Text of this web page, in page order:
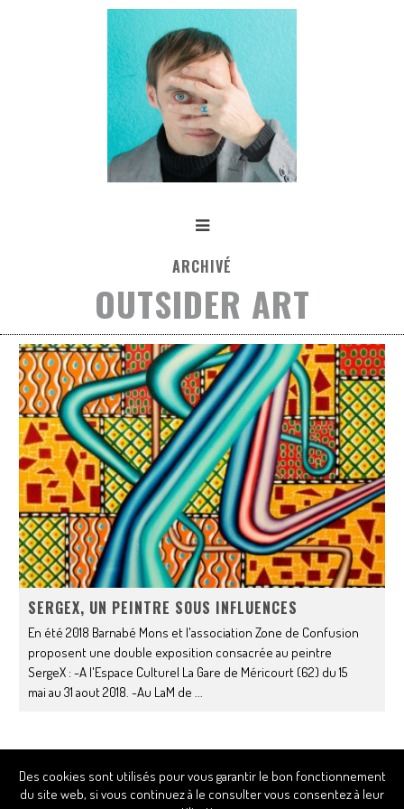
ARCHIVÉ
OUTSIDER ART
SERGEX, UN PEINTRE SOUS INFLUENCES
En été 2018 Barnabé Mons et l'association Zone de Confusion
proposent une double exposition consacrée au peintre
SergeX : -A l'Espace Culturel La Gare de Méricourt (62) du 15
mai au 31 aout 2018. -Au LaM de...
© Barnabé Mons - Réalisation du site :Amaury Rambaud
Des cookies sont utilisés pour vous garantir le bon fonctionnement
du site web, si vous continuez à le consulter vous consentez à leur